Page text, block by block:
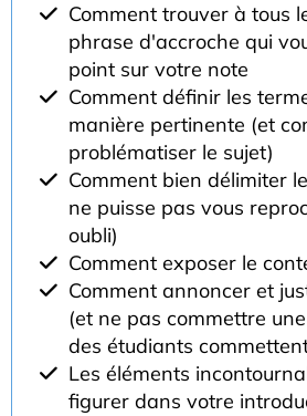
Comment trouver à tous
phrase d'accroche qui
point sur votre note
Comment définir les
manière pertinente (et
problématiser le sujet)
Comment bien délimiter
ne puisse pas vous
oubli)
Comment exposer le
Comment annoncer et
(et ne pas commettre
des étudiants
Les éléments
figurer dans votre